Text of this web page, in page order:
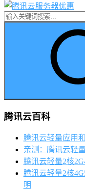
腾讯云百科
腾讯云轻量应用
亲测：腾讯云轻
腾讯云轻量2核
腾讯云轻量2核
明